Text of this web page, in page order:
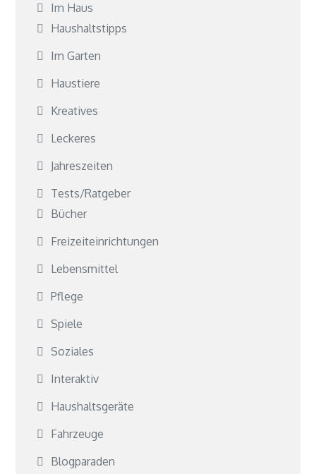
Im Haus
Haushaltstipps
Im Garten
Haustiere
Kreatives
Leckeres
Jahreszeiten
Tests/Ratgeber
Bücher
Freizeiteinrichtungen
Lebensmittel
Pflege
Spiele
Soziales
Interaktiv
Haushaltsgeräte
Fahrzeuge
Blogparaden